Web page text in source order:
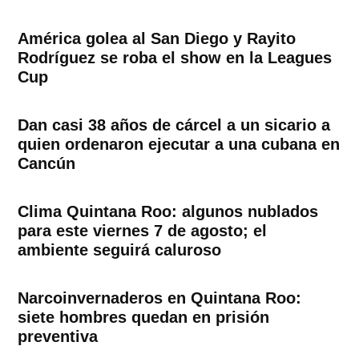
América golea al San Diego y Rayito
Rodríguez se roba el show en la Leagues
Cup
Dan casi 38 años de cárcel a un sicario a
quien ordenaron ejecutar a una cubana en
Cancún
Clima Quintana Roo: algunos nublados
para este viernes 7 de agosto; el
ambiente seguirá caluroso
Narcoinvernaderos en Quintana Roo:
siete hombres quedan en prisión
preventiva